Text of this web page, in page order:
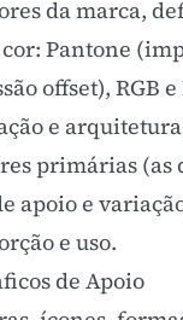
da marca,
Pantone
offset), RGB
e
primárias (as
apoio e
e uso.
de Apoio